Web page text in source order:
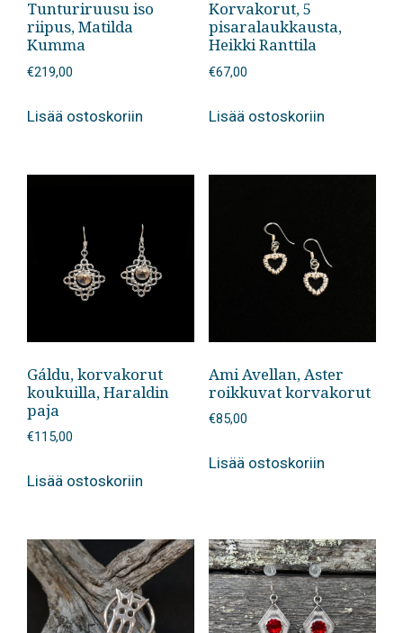
Tunturiruusu iso
riipus, Matilda
Kumma
€219,00
Lisää ostoskoriin
Korvakorut, 5
pisaralaukkausta,
Heikki Ranttila
€67,00
Lisää ostoskoriin
Gáldu, korvakorut
koukuilla, Haraldin
paja
€115,00
Lisää ostoskoriin
Ami Avellan, Aster
roikkuvat korvakorut
€85,00
Lisää ostoskoriin